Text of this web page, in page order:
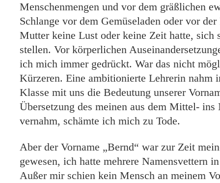
Menschenmengen und vor dem gräßlichen
Schlange vor dem Gemüseladen oder vor
Mutter keine Lust oder keine Zeit hatte, sich
stellen. Vor körperlichen
ich mich immer gedrückt. War das nicht
Kürzeren. Eine ambitionierte Lehrerin nahm
Klasse mit uns die Bedeutung unserer
Übersetzung des meinen aus dem Mittel- ins
vernahm, schämte ich mich zu Tode.
Aber der Vorname „Bernd“ war zur Zeit
gewesen, ich hatte mehrere Namensvettern
Außer mir schien kein Mensch an meinem